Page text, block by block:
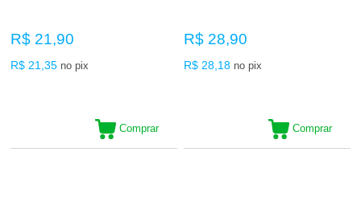
R$ 21,90
R$ 21,35 no pix
Comprar
R$ 28,90
R$ 28,18 no pix
Comprar